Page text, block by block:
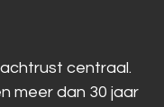
centraal.
meer dan 30 jaar